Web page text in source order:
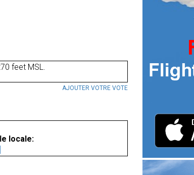
feet MSL.
AJOUTER VOTRE VOTE
locale: